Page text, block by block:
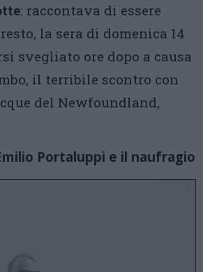
: raccontava di essere
la sera di domenica 14
svegliato ore dopo a causa
il terribile scontro con
del Newfoundland,
Portaluppi e il naufragio